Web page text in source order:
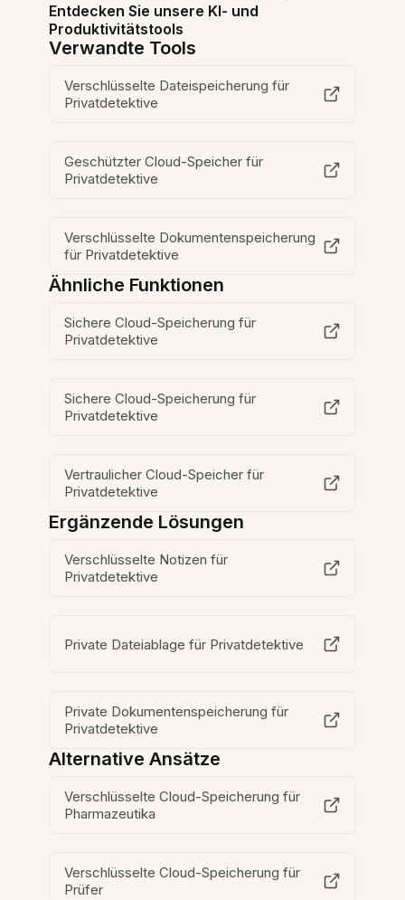
Entdecken Sie unsere KI- und
Produktivitätstools
Verwandte Tools
Verschlüsselte Dateispeicherung für
Privatdetektive
Geschützter Cloud-Speicher für
Privatdetektive
Verschlüsselte Dokumentenspeicherung
für Privatdetektive
Ähnliche Funktionen
Sichere Cloud-Speicherung für
Privatdetektive
Sichere Cloud-Speicherung für
Privatdetektive
Vertraulicher Cloud-Speicher für
Privatdetektive
Ergänzende Lösungen
Verschlüsselte Notizen für
Privatdetektive
Private Dateiablage für Privatdetektive
Private Dokumentenspeicherung für
Privatdetektive
Alternative Ansätze
Verschlüsselte Cloud-Speicherung für
Pharmazeutika
Verschlüsselte Cloud-Speicherung für
Prüfer